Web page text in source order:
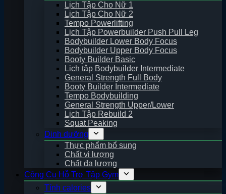
Lịch Tập Cho Nữ 1
Lịch Tập Cho Nữ 2
Tempo Powerlifting
Lịch Tập Powerbuilder Push Pull Leg
Bodybuilder Lower Body Focus
Bodybuilder Upper Body Focus
Booty Builder Basic
Lịch tập Bodybuilder Intermediate
General Strength Full Body
Booty Builder Intermediate
Tempo Bodybuilding
General Strength Upper/Lower
Lịch Tập Rebuild 2
Squat Peaking
Dinh dưỡng
Thực phẩm bổ sung
Chất vi lượng
Chất đa lượng
Công Cụ Hỗ Trợ Tập Gym
Tính calories